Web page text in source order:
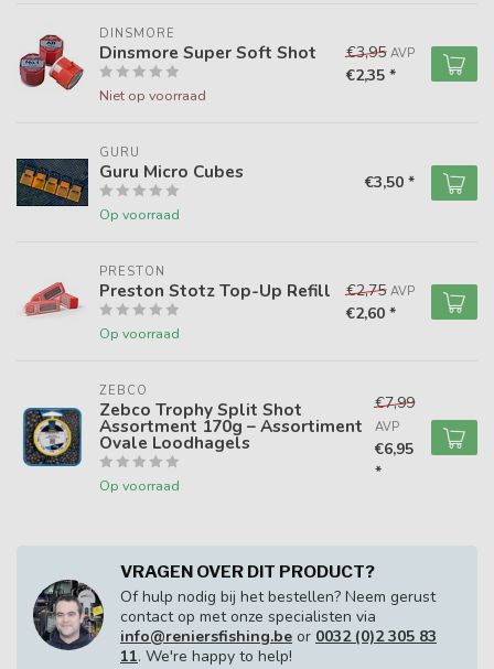
DINSMORE
Dinsmore Super Soft Shot
Niet op voorraad
€3,95 AVP
€2,35 *
GURU
Guru Micro Cubes
Op voorraad
€3,50 *
PRESTON
Preston Stotz Top-Up Refill
Op voorraad
€2,75 AVP
€2,60 *
ZEBCO
Zebco Trophy Split Shot
Assortment 170g – Assortiment
Ovale Loodhagels
Op voorraad
€7,99
AVP
€6,95
*
VRAGEN OVER DIT PRODUCT?
Of hulp nodig bij het bestellen? Neem gerust
contact op met onze specialisten via
info@reniersfishing.be or 0032 (0)2 305 83
11. We're happy to help!